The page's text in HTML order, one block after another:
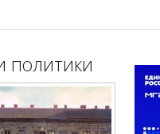
политики